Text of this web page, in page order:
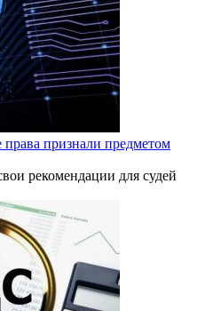
признали предметом
рекомендации для судей